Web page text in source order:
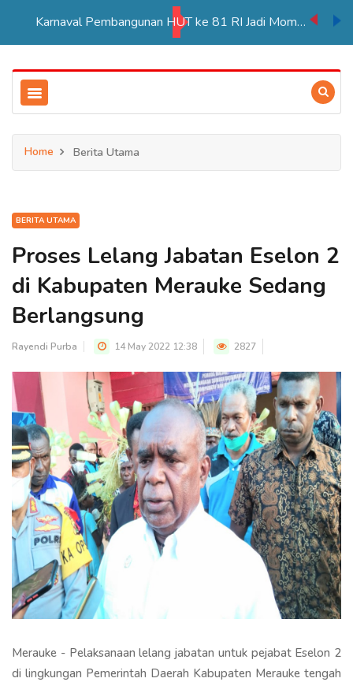
Karnaval Pembangunan HUT ke 81 RI Jadi Momentum Perkuat Persatuan di Merauke
Home Berita Utama
BERITA UTAMA
Proses Lelang Jabatan Eselon 2
di Kabupaten Merauke Sedang
Berlangsung
Rayendi Purba 14 May 2022 12:38 2827
Merauke - Pelaksanaan lelang jabatan untuk pejabat Eselon 2
di lingkungan Pemerintah Daerah Kabupaten Merauke tengah